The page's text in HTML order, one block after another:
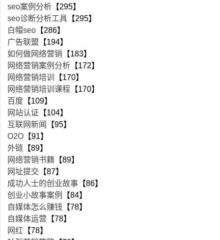
seo案例分析 【295】
seo诊断分析工具 【295】
白帽seo 【286】
广告联盟 【194】
如何做网络营销 【183】
网络营销案例分析 【172】
网络营销培训
【170】
网络营销培训课程 【170】
百度 【109】
网站认证 【104】
互联网新闻
【95】
O2O 【91】
外链 【89】
网络营销书籍 【89】
网址提交 【87】
成功人士的创业故事 【86】
创业小故事案例
【84】
自媒体怎么赚钱 【78】
自媒体运营 【78】
网红 【78】